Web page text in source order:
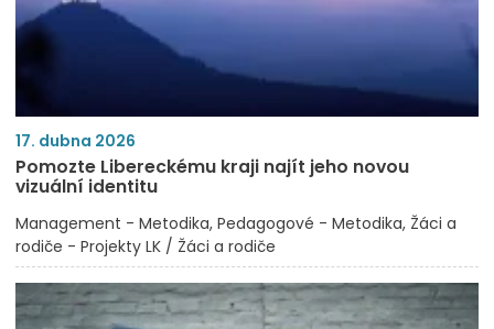
17. dubna 2026
Pomozte Libereckému kraji najít jeho novou
vizuální identitu
Management - Metodika Pedagogové - Metodika Žáci a
rodiče - Projekty LK / Žáci a rodiče